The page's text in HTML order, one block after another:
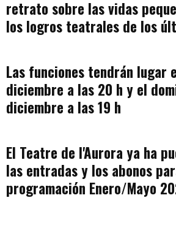
retrato sobre las vidas
los logros teatrales de los
Las funciones tendrán lugar
diciembre a las 20 h y el
diciembre a las 19 h
El Teatre de l'Aurora ya ha
las entradas y los abonos
programación Enero/Mayo